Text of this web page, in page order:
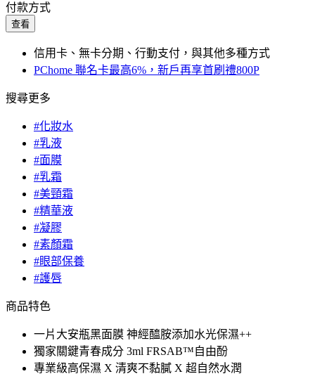
付款方式
查看
信用卡、無卡分期、行動支付，與其他多種方式
PChome 聯名卡最高6%，新戶再享首刷禮800P
搜尋更多
#化妝水
#乳液
#面膜
#乳霜
#美頸霜
#精華液
#凝膠
#素顏霜
#眼部保養
#護唇
商品特色
一片大安瓶黑面膜 神經醯胺添加水光保濕++
獨家關鍵青春成分 3ml FRSAB™自由酚
專業級高保濕 X 清爽不黏膩 X 超自然水潤